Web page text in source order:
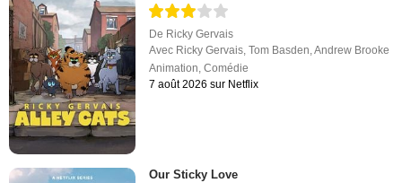
De Ricky Gervais
Avec Ricky Gervais,Tom Basden,Andrew Brooke
Animation,Comédie
7 août 2026 sur Netflix
Our Sticky Love